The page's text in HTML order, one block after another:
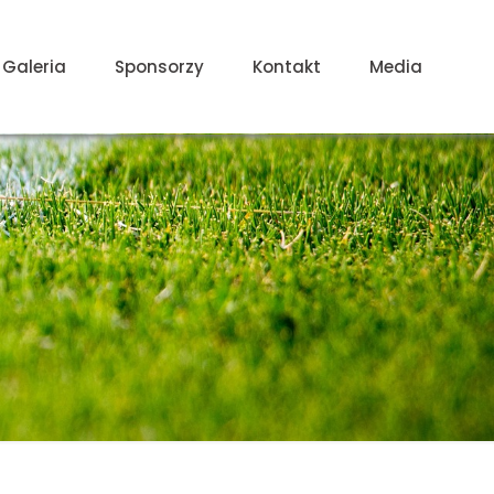
Galeria Sponsorzy Kontakt Media